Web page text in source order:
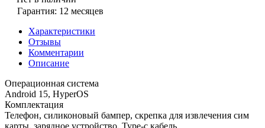
Гарантия: 12 месяцев
Характеристики
Отзывы
Комментарии
Описание
Операционная система
Android 15, HyperOS
Комплектация
Телефон, силиконовый бампер, скрепка для извлечения сим
карты, зарядное устройство, Type-c кабель